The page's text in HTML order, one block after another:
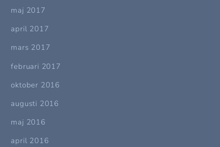
maj 2017
april 2017
mars 2017
februari 2017
oktober 2016
augusti 2016
maj 2016
april 2016